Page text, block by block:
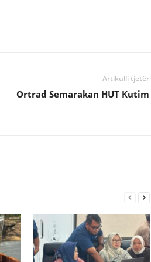
Artikulli tjetër
Ortrad Semarakan HUT Kutim